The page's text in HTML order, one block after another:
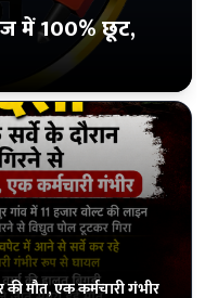
मांग पर अड़े
संस्कार
का सफर, संतों ने घर-घर